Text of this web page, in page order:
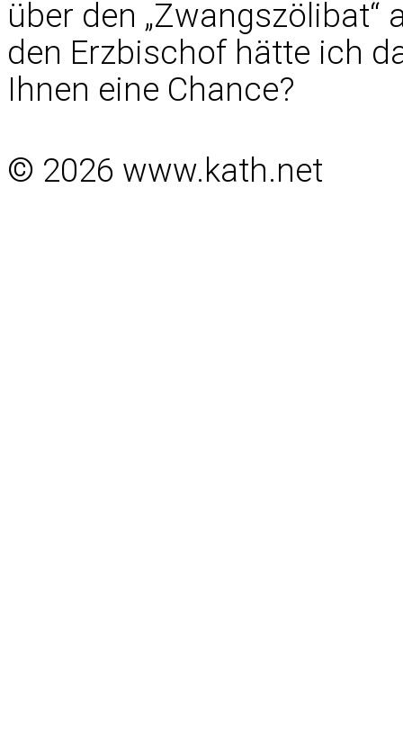
über den „Zwangszölibat“
den Erzbischof hätte ich
Ihnen eine Chance?
© 2026 www.kath.net